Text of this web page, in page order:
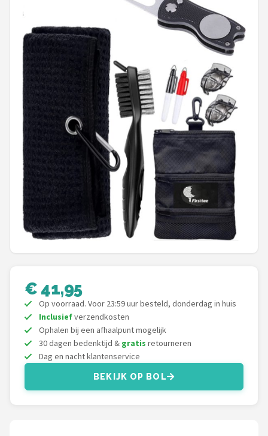
Drivers
Putters
Golfschoenen
Shop
POPULAIRE MERKEN
Func Factory
Footjoy
Livano
Nivard
Bovista
Under Armour
Skymax
Callaway
€ 41,95
Op voorraad. Voor 23:59 uur besteld, donderdag in huis
Inclusiefverzendkosten
Ophalen bij een afhaalpunt mogelijk
30 dagen bedenktijd & gratis retourneren
Dag en nacht klantenservice
BEKIJK OP BOL